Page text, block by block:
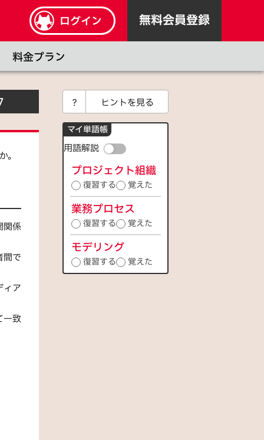
ログイン 無料会員登録
料金プラン
関係
間で
ィア
一致
？ ヒントを見る
マイ単語帳
用語解説
プロジェクト組織
復習する 覚えた
業務プロセス
復習する 覚えた
モデリング
復習する 覚えた